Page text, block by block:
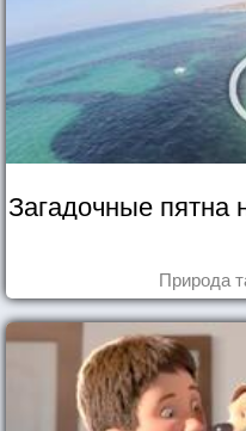
Загадочные пятна
Природа